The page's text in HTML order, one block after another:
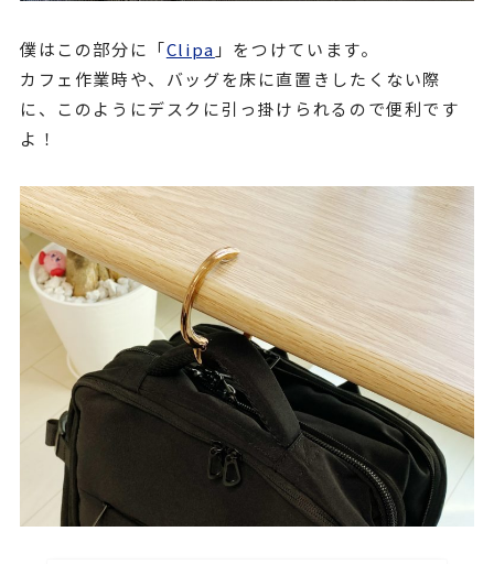
僕はこの部分に「Clipa 」をつけています。
カフェ作業時や、バッグを床に直置きしたくない際
に、このようにデスクに引っ掛けられるので便利です
よ！